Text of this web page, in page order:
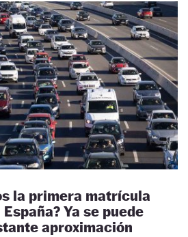
la primera matrícula
Ya se puede
aproximación